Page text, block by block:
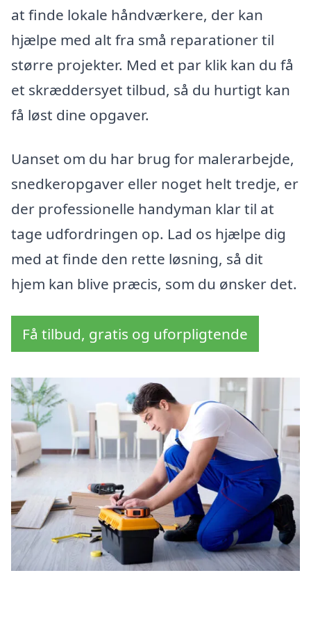
at finde lokale håndværkere, der kan
hjælpe med alt fra små reparationer til
større projekter. Med et par klik kan du få
et skræddersyet tilbud, så du hurtigt kan
få løst dine opgaver.
Uanset om du har brug for malerarbejde,
snedkeropgaver eller noget helt tredje, er
der professionelle handyman klar til at
tage udfordringen op. Lad os hjælpe dig
med at finde den rette løsning, så dit
hjem kan blive præcis, som du ønsker det.
Få tilbud, gratis og uforpligtende